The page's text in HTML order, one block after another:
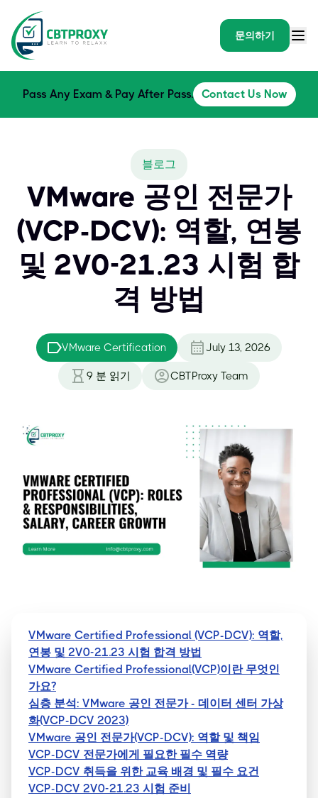
문의하기
Pass Any Exam & Pay After Pass. Contact Us Now
블로그
VMware 공인 전문가
(VCP-DCV): 역할, 연봉
및 2V0-21.23 시험 합
격 방법
VMware Certification July 13, 2026
9 분 읽기 CBTProxy Team
VMware Certified Professional (VCP-DCV): 역할,
연봉 및 2V0-21.23 시험 합격 방법
VMware Certified Professional(VCP)이란 무엇인
가요?
심층 분석: VMware 공인 전문가 - 데이터 센터 가상
화(VCP-DCV 2023)
VMware 공인 전문가(VCP-DCV): 역할 및 책임
VCP-DCV 전문가에게 필요한 필수 역량
VCP-DCV 취득을 위한 교육 배경 및 필수 요건
VCP-DCV 2V0-21.23 시험 준비